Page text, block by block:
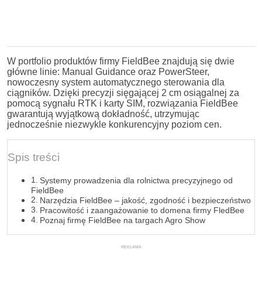
W portfolio produktów firmy FieldBee znajdują się dwie
główne linie: Manual Guidance oraz PowerSteer,
nowoczesny system automatycznego sterowania dla
ciągników. Dzięki precyzji sięgającej 2 cm osiągalnej za
pomocą sygnału RTK i karty SIM, rozwiązania FieldBee
gwarantują wyjątkową dokładność, utrzymując
jednocześnie niezwykle konkurencyjny poziom cen.
Spis treści
Systemy prowadzenia dla rolnictwa precyzyjnego od
FieldBee
Narzędzia FieldBee – jakość, zgodność i bezpieczeństwo
Pracowitość i zaangażowanie to domena firmy FledBee
Poznaj firmę FieldBee na targach Agro Show
REKLAMA